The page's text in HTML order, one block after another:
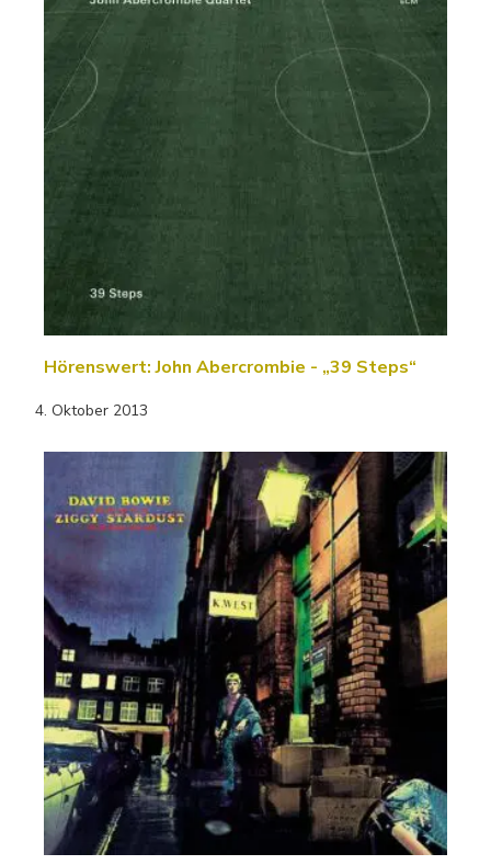
Hörenswert: John Abercrombie - „39 Steps“
4. Oktober 2013